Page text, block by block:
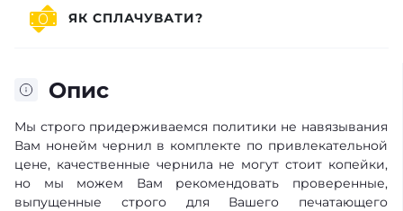
Опис
Мы строго придерживаемся политики не навязывания
Вам нонейм чернил в комплекте по привлекательной
цене, качественные чернила не могут стоит копейки,
но мы можем Вам рекомендовать проверенные,
выпущенные строго для Вашего печатающего
ЯК СПЛАЧУВАТИ?